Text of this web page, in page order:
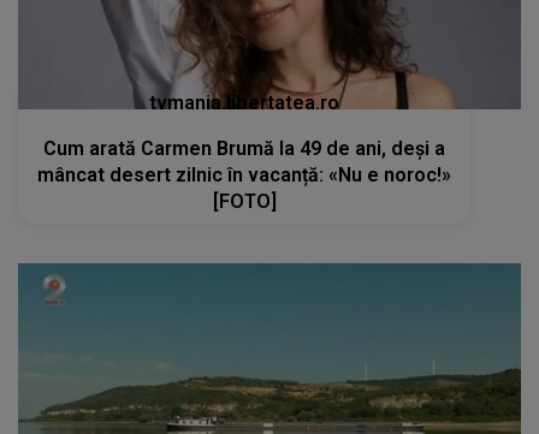
tvmania.libertatea.ro
Cum arată Carmen Brumă la 49 de ani, deși a
mâncat desert zilnic în vacanță: «Nu e noroc!»
[FOTO]